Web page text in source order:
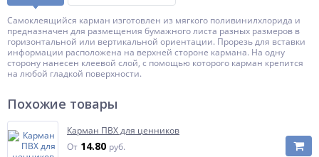
Самоклеящийся карман изготовлен из мягкого поливинилхлорида и
предназначен для размещения бумажного листа разных размеров в
горизонтальной или вертикальной ориентации. Прорезь для вставки
информации расположена на верхней стороне кармана. На одну
сторону нанесен клеевой слой, с помощью которого карман крепится
на любой гладкой поверхности.
Похожие товары
Карман ПВХ для ценников
От 14.80 руб.